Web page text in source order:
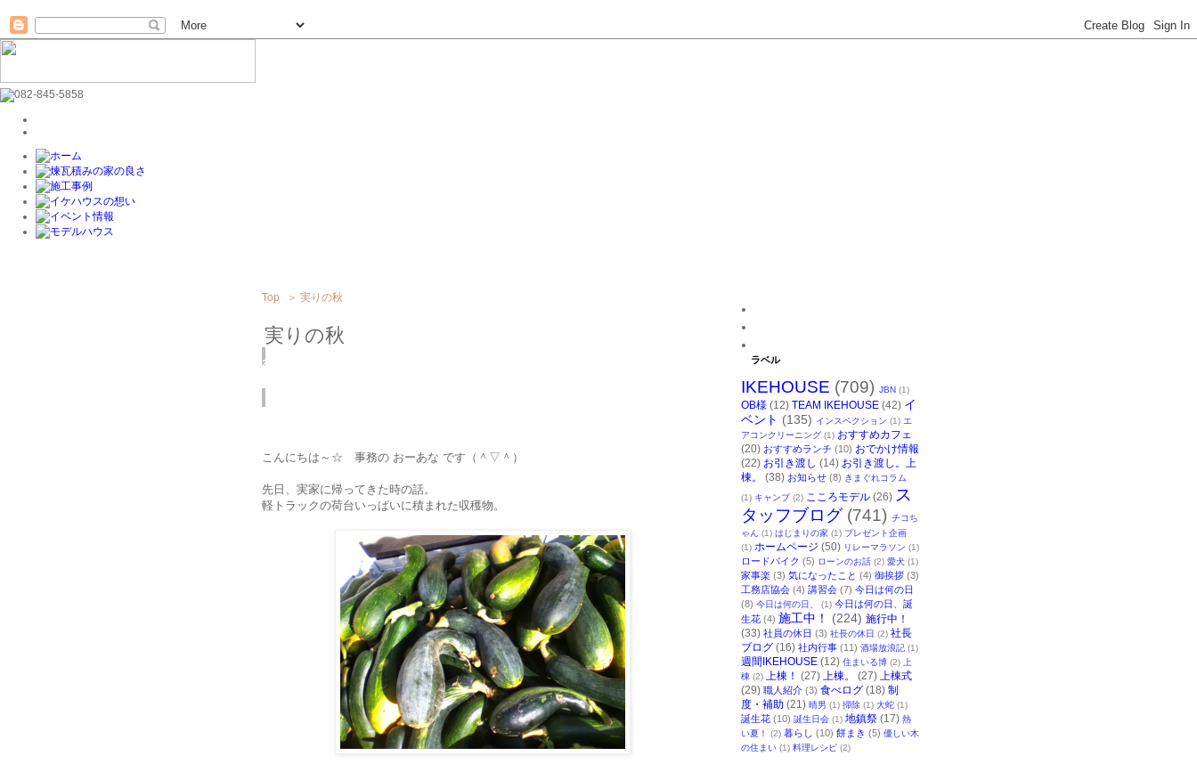
Top ＞ 実りの秋
実りの秋
2014
こんにちは～☆ 事務の おーあな です（＾▽＾）
先日、実家に帰ってきた時の話。
軽トラックの荷台いっぱいに積まれた収穫物。
ラベル
IKEHOUSE (709) JBN (1)
OB様 (12) TEAM IKEHOUSE (42) イ
ベント (135) インスペクション (1) エ
アコンクリーニング (1) おすすめカフェ
(20) おすすめランチ (10) おでかけ情報
(22) お引き渡し (14) お引き渡し。上
棟。
(38) お知らせ (8) きまぐれコラム
(1) キャンプ (2) こころモデル (26) ス
タッフブログ (741) チコち
ゃん
(1) はじまりの家 (1) プレゼント企画
(1) ホームページ (50) リレーマラソン (1)
ロードバイク (5) ローンのお話 (2) 愛犬 (1)
家事楽 (3) 気になったこと (4) 御挨拶 (3)
工務店協会 (4) 講習会 (7) 今日は何の日
(8) 今日は何の日、 (1) 今日は何の日、誕
生花 (4) 施工中！ (224) 施行中！
(33) 社員の休日 (3) 社長の休日 (2) 社長
ブログ (16) 社内行事 (11) 酒場放浪記 (1)
週間IKEHOUSE (12) 住まいる博 (2)
上
棟 (2) 上棟！ (27) 上棟。 (27) 上棟式
(29) 職人紹介 (3) 食べログ (18) 制
度・補助 (21) 晴男 (1) 掃除 (1) 大蛇 (1)
誕生花 (10) 誕生日会 (1) 地鎮祭 (17) 熱
い夏！
(2) 暮らし (10) 餅まき (5) 優しい木
の住まい (1) 料理レシピ (2)